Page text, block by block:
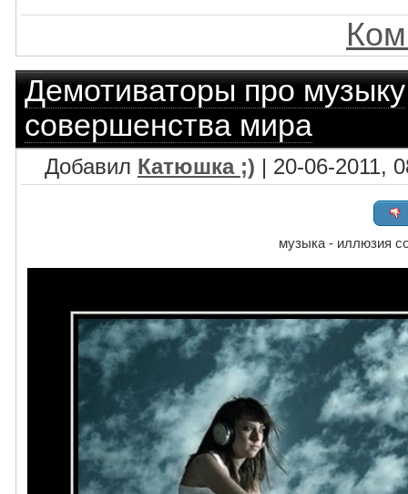
Демотиваторы про музыку
совершенства мира
Добавил Катюшка ;) | 20-06-2011,
музыка - иллюзия